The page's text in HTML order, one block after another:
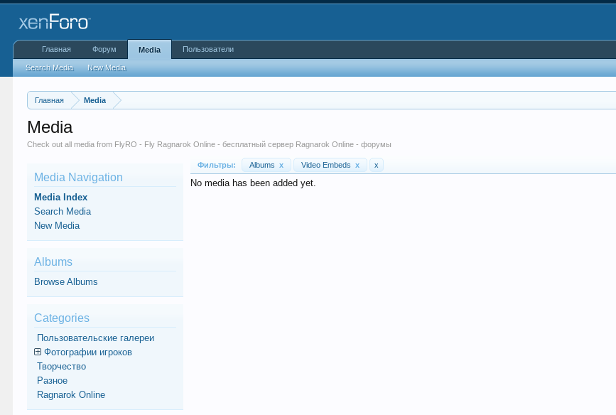
Главная Media
Media
Check out all media from FlyRO - Fly Ragnarok Online - бесплатный сервер Ragnarok Online - форумы
Фильтры: Albums x Video Embeds x x
No media has been added yet.
Media Navigation
Media Index
Search Media
New Media
Albums
Browse Albums
Categories
Пользовательские галереи
Фотографии игроков
Творчество
Разное
Ragnarok Online
Главная Форум Media
Search Media New Media
Пользователи